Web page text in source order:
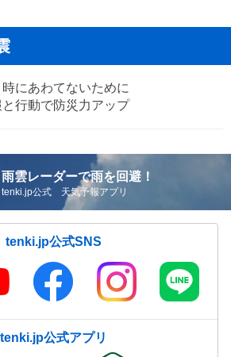
にあわてないために
行動で防災力アップ
雨雲レーダーで雨を回避！
tenki.jp公式 天気予報アプリ
tenki.jp公式SNS
tenki.jp公式アプリ